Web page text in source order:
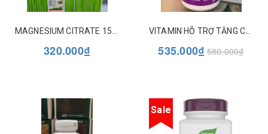
320.000₫
VITAMIN HỖ TRỢ TĂNG CƯỜNG SỨC KHỎE MẮT CHO TRẺ TỪ 2 TUỔI - KIDS EYE HEALTH - GNC
535.000₫ 580.000₫
Sale